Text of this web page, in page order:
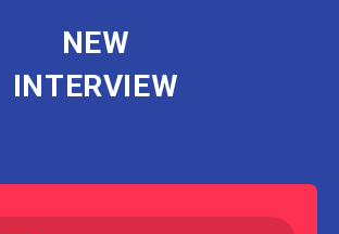
NEW
INTERVIEW